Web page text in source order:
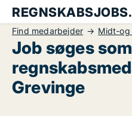
Find medarbejder Midt-og
Job søges som
Grevinge